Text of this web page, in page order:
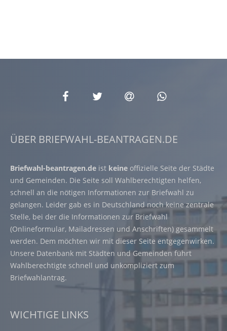
ÜBER BRIEFWAHL-BEANTRAGEN.DE
Briefwahl-beantragen.de ist keine offizielle Seite der Städte
und Gemeinden. Die Seite soll Wahlberechtigten helfen,
schnell an die nötigen Informationen zur Briefwahl zu
gelangen. Leider gab es in Deutschland noch keine zentrale
Stelle, bei der die Informationen zur Briefwahl
(Onlineformular, Mailadressen und Anschriften) gesammelt
werden. Dem möchten wir mit dieser Seite entgegenwirken.
Unsere Datenbank mit Städten und Gemeinden führt
Wahlberechtigte schnell und unkompliziert zum
Briefwahlantrag.
WICHTIGE LINKS